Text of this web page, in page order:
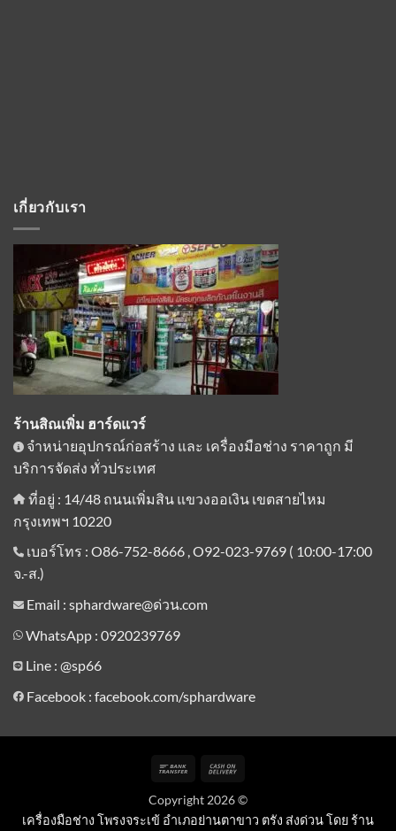
เกี่ยวกับเรา
ร้านสิณเพิ่ม ฮาร์ดแวร์
จำหน่ายอุปกรณ์ก่อสร้าง และ เครื่องมือช่าง ราคาถูก มี
บริการจัดส่ง ทั่วประเทศ
ที่อยู่ : 14/48 ถนนเพิ่มสิน แขวงออเงิน เขตสายไหม
กรุงเทพฯ 10220
เบอร์โทร : O86-752-8666 , O92-023-9769 ( 10:00-17:00
จ.-ส.)
Email : sphardware@ด่วน.com
WhatsApp : 0920239769
Line : @sp66
Facebook : facebook.com/sphardware
Bank
Delivery
Copyright 2026 ©
เครื่องมือช่าง โพรงจระเข้ อำเภอย่านตาขาว ตรัง ส่งด่วน โดย ร้าน